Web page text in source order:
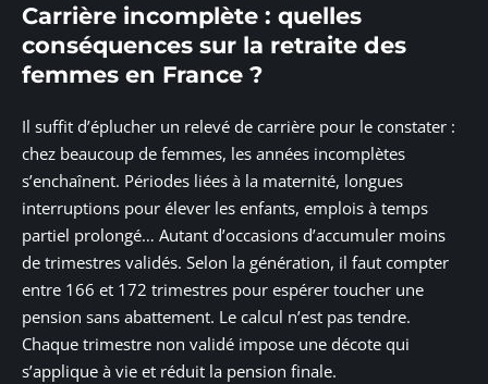
Carrière incomplète : quelles
conséquences sur la retraite des
femmes en France ?
Il suffit d’éplucher un relevé de carrière pour le constater :
chez beaucoup de femmes, les années incomplètes
s’enchaînent. Périodes liées à la maternité, longues
interruptions pour élever les enfants, emplois à temps
partiel prolongé… Autant d’occasions d’accumuler moins
de trimestres validés. Selon la génération, il faut compter
entre 166 et 172 trimestres pour espérer toucher une
pension sans abattement. Le calcul n’est pas tendre.
Chaque trimestre non validé impose une décote qui
s’applique à vie et réduit la pension finale.